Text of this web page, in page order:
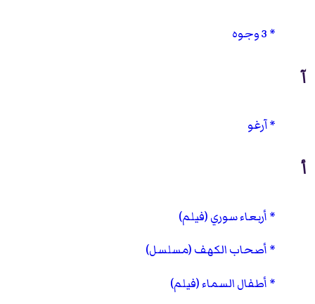
3 وجوه
آ
آرغو
أ
أربعاء سوري (فيلم)
أصحاب الكهف (مسلسل)
أطفال السماء (فيلم)